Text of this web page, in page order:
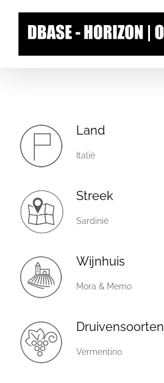
content
Land
Italië
Streek
Sardinië
Wijnhuis
Mora & Memo
Druivensoorten
Vermentino